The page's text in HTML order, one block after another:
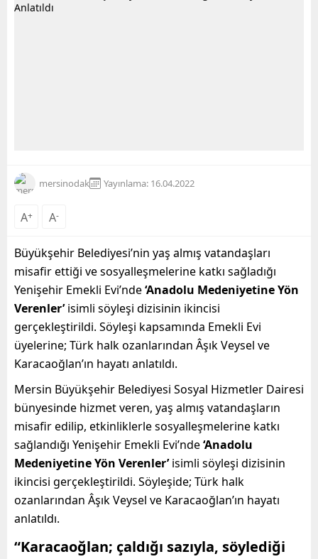
mersinodak Yayınlama: 16.04.2022
A+ A-
Büyükşehir Belediyesi’nin yaş almış vatandaşları
misafir ettiği ve sosyalleşmelerine katkı sağladığı
Yenişehir Emekli Evi’nde‘Anadolu Medeniyetine Yön
Verenler’isimli söyleşi dizisinin ikincisi
gerçekleştirildi. Söyleşi kapsamında Emekli Evi
üyelerine; Türk halk ozanlarından Âşık Veysel ve
Karacaoğlan’ın hayatı anlatıldı.
Mersin Büyükşehir Belediyesi Sosyal Hizmetler Dairesi
bünyesinde hizmet veren, yaş almış vatandaşların
misafir edilip, etkinliklerle sosyalleşmelerine katkı
sağlandığı Yenişehir Emekli Evi’nde‘Anadolu
Medeniyetine Yön Verenler’isimli söyleşi dizisinin
ikincisi gerçekleştirildi. Söyleşide; Türk halk
ozanlarından Âşık Veysel ve Karacaoğlan’ın hayatı
anlatıldı.
“Karacaoğlan; çaldığı sazıyla, söylediği